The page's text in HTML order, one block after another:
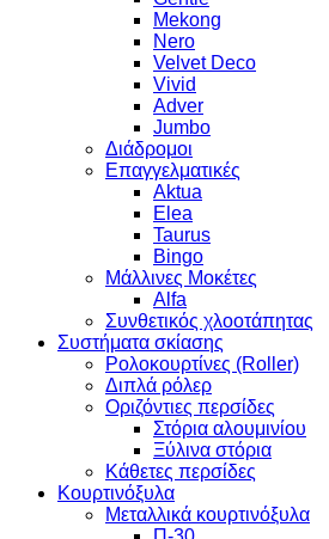
Mekong
Nero
Velvet Deco
Vivid
Adver
Jumbo
Διάδρομοι
Επαγγελματικές
Aktua
Elea
Taurus
Bingo
Μάλλινες Μοκέτες
Alfa
Συνθετικός χλοοτάπητας
Συστήματα σκίασης
Ρολοκουρτίνες (Roller)
Διπλά ρόλερ
Οριζόντιες περσίδες
Στόρια αλουμινίου
Ξύλινα στόρια
Κάθετες περσίδες
Κουρτινόξυλα
Μεταλλικά κουρτινόξυλα